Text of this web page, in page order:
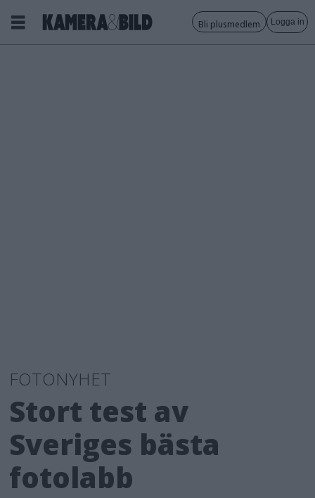
Bli plusmedlem Logga in
FOTONYHET
Stort test av
Sveriges bästa
fotolabb